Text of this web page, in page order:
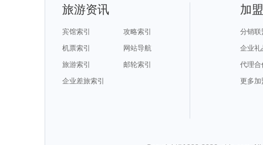
旅游资讯
宾馆索引
攻略索引
机票索引
网站导航
旅游索引
邮轮索引
企业差旅索引
加
分销联
企业礼
代理合
更多加